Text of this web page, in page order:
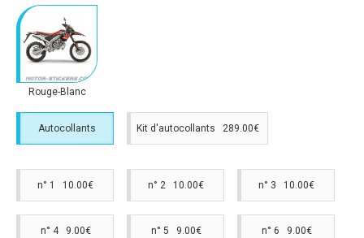
Rouge-Blanc
Autocollants Kit d'autocollants 289.00€
n° 1 10.00€ n° 2 10.00€ n° 3 10.00€
n° 4 9.00€ n° 5 9.00€ n° 6 9.00€